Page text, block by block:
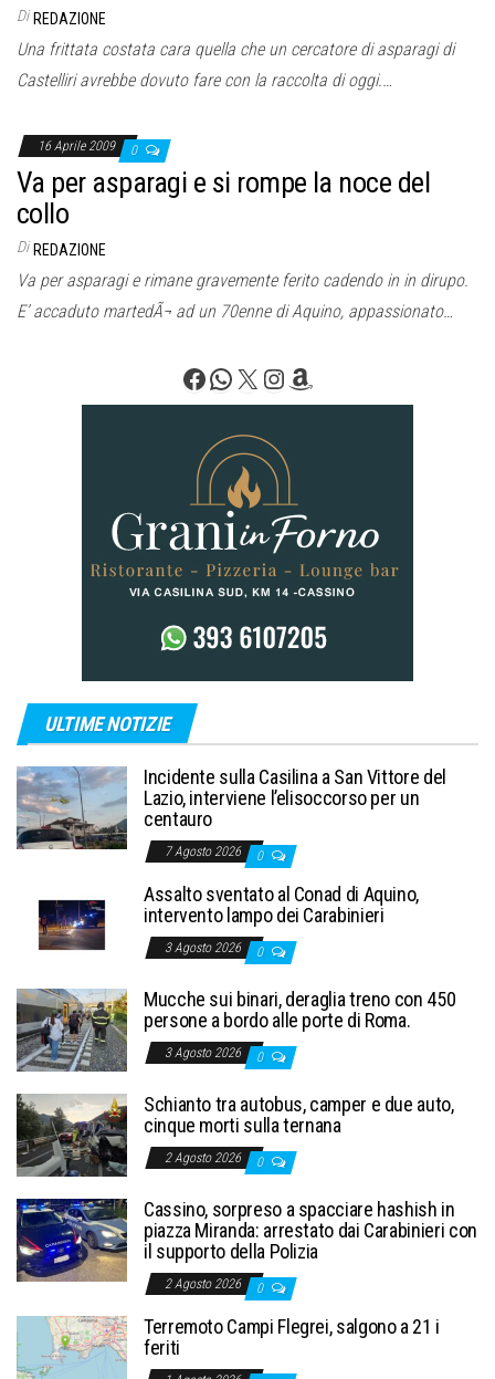
Di REDAZIONE
Una frittata costata cara quella che un cercatore di asparagi di
Castelliri avrebbe dovuto fare con la raccolta di oggi.…
16 Aprile 2009 0
Va per asparagi e si rompe la noce del
collo
Di REDAZIONE
Va per asparagi e rimane gravemente ferito cadendo in in dirupo.
E’ accaduto martedÃ¬ ad un 70enne di Aquino, appassionato…
Facebook
WhatsApp
X Instagram
Amazon
ULTIME NOTIZIE
Incidente sulla Casilina a San Vittore del
Lazio, interviene l’elisoccorso per un
centauro
7 Agosto 2026 0
Assalto sventato al Conad di Aquino,
intervento lampo dei Carabinieri
3 Agosto 2026 0
Mucche sui binari, deraglia treno con 450
persone a bordo alle porte di Roma.
3 Agosto 2026 0
Schianto tra autobus, camper e due auto,
cinque morti sulla ternana
2 Agosto 2026 0
Cassino, sorpreso a spacciare hashish in
piazza Miranda: arrestato dai Carabinieri con
il supporto della Polizia
2 Agosto 2026 0
Terremoto Campi Flegrei, salgono a 21 i
feriti